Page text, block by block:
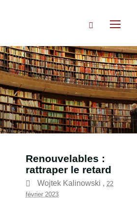
Rechercher
Renouvelables :
rattraper le retard
Wojtek Kalinowski , 22
février 2023